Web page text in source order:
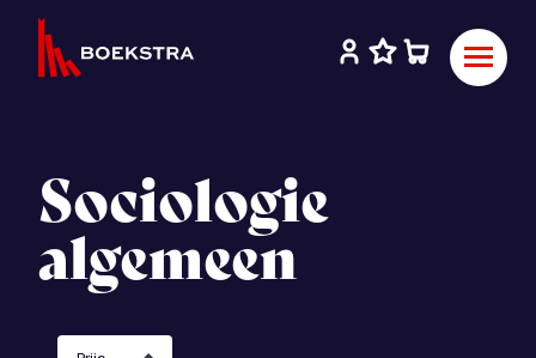
Sociologie
algemeen